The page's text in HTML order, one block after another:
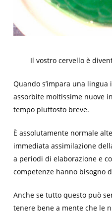
Il vostro cervello è
Quando s’impara una
assorbite moltissime nuove
tempo piuttosto breve.
È assolutamente normale
immediata assimilazione
a periodi di elaborazione e
competenze hanno bisogno
Anche se tutto questo può
tenere bene a mente che le